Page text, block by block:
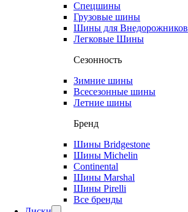
Спецшины
Грузовые шины
Шины для Внедорожников
Легковые Шины
Сезонность
Зимние шины
Всесезонные шины
Летние шины
Бренд
Шины Bridgestone
Шины Michelin
Continental
Шины Marshal
Шины Pirelli
Все бренды